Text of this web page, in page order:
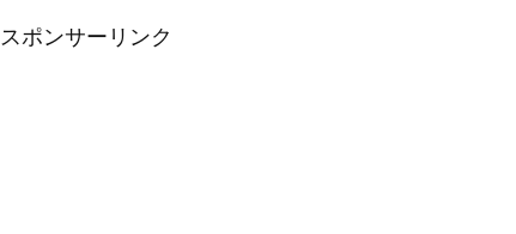
スポンサーリンク